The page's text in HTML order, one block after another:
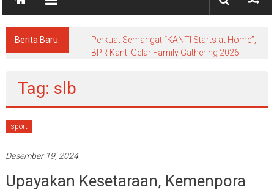
Berita Baru:
Perkuat Semangat “KANTI Starts at Home”,
BPR Kanti Gelar Family Gathering 2026
Tag: slb
sport
Desember 19, 2024
Upayakan Kesetaraan, Kemenpora